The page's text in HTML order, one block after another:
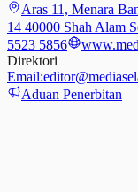
Aras 11, Menara
14 40000 Shah Alam
5523 5856
Direktori
Email:
Aduan Penerbitan